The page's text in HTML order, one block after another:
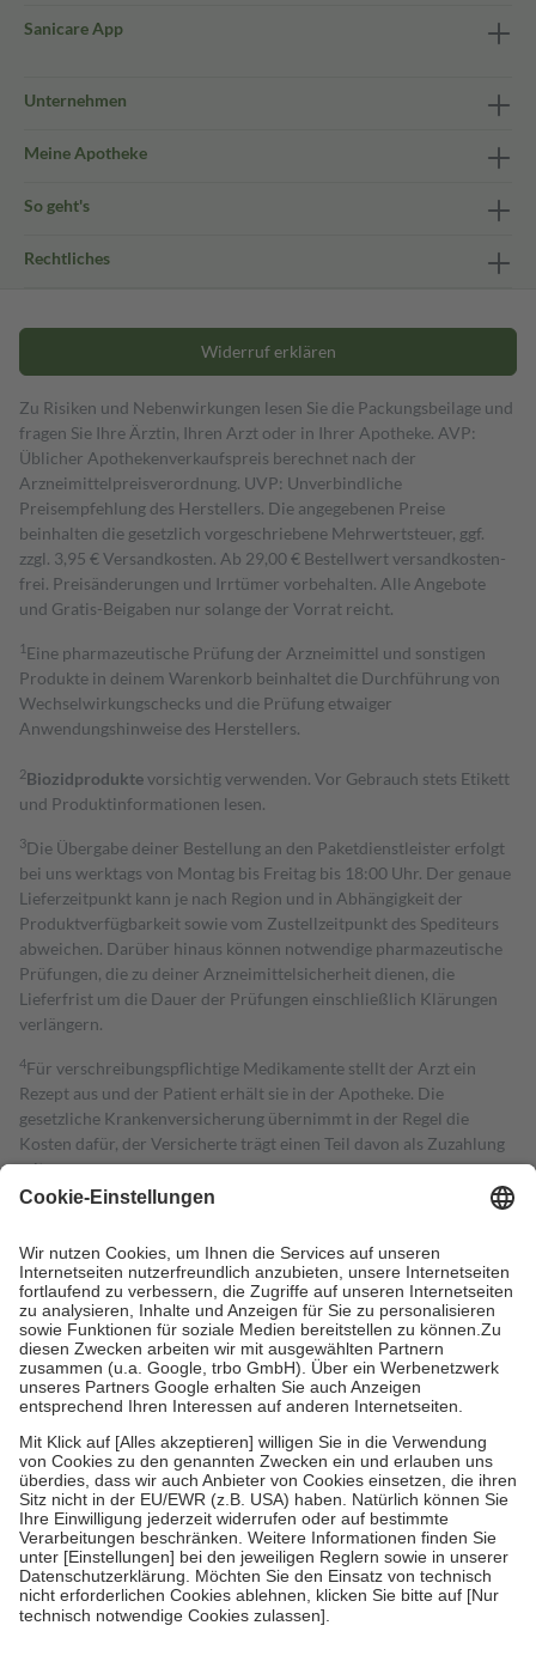
Sanicare App
Unternehmen
Meine Apotheke
So geht's
Rechtliches
Widerruf erklären
Zu Risiken und Nebenwirkungen lesen Sie die Packungsbeilage und
fragen Sie Ihre Ärztin, Ihren Arzt oder in Ihrer Apotheke. AVP:
Üblicher Apothekenverkaufspreis berechnet nach der
Arzneimittelpreisverordnung. UVP: Unverbindliche
Preisempfehlung des Herstellers. Die angegebenen Preise
beinhalten die gesetzlich vorgeschriebene Mehrwertsteuer, ggf.
zzgl. 3,95 € Versandkosten. Ab 29,00 € Bestell­wert versand­kosten­
frei. Preisänderungen und Irrtümer vorbehalten. Alle Angebote
und Gratis-Beigaben nur solange der Vorrat reicht.
1 Eine pharmazeutische Prüfung der Arzneimittel und sonstigen
Produkte in deinem Warenkorb beinhaltet die Durchführung von
Wechselwirkungschecks und die Prüfung etwaiger
Anwendungshinweise des Herstellers.
2Biozidproduktevorsichtig verwenden. Vor Gebrauch stets Etikett
und Produktinformationen lesen.
3Die Übergabe deiner Bestellung an den Paketdienstleister erfolgt
bei uns werktags von Montag bis Freitag bis 18:00 Uhr. Der genaue
Lieferzeitpunkt kann je nach Region und in Abhängigkeit der
Produktverfügbarkeit sowie vom Zustellzeitpunkt des Spediteurs
abweichen. Darüber hinaus können notwendige pharmazeutische
Prüfungen, die zu deiner Arzneimittelsicherheit dienen, die
Lieferfrist um die Dauer der Prüfungen einschließlich Klärungen
verlängern.
4Für verschreibungspflichtige Medikamente stellt der Arzt ein
Rezept aus und der Patient erhält sie in der Apotheke. Die
gesetzliche Krankenversicherung übernimmt in der Regel die
Kosten dafür, der Versicherte trägt einen Teil davon als Zuzahlung
mit.
Grundsätzlich leisten Mitglieder Zuzahlungen in Höhe von zehn
höchstens zehn Euro.
Es sind jedoch nie mehr als die tatsächlichen
Kosten der Leistung zu entrichten.
Diese Regeln gelten grundsätzlich auch für Online-Apotheken.
Bei Heilmitteln und häuslicher Krankenpflege beträgt die
Zuzahlung zehn Prozent der Kosten sowie zehn Euro je
Verordnung.
Um das Engagement der Versicherten für ihre eigene Gesundheit zu
stärken und die besondere Stellung der Familie zu unterstützen,
fallenkeine Zuzahlungenan bei:
• Kindern und Jugendlichen bis zum vollendeten 18. Lebensjahr
mit Ausnahme der Fahrkosten
• Untersuchungen zur Vorsorge und Früherkennung, die von der
GKV getragen werden
• empfohlenen Schutzimpfungen
• Harn- und Blutteststreifen